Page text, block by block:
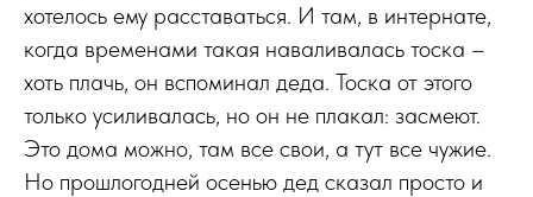
хотелось ему расставаться. И там, в интернате,
когда временами такая наваливалась тоска –
хоть плачь, он вспоминал деда. Тоска от этого
только усиливалась, но он не плакал: засмеют.
Это дома можно, там все свои, а тут все чужие.
Но прошлогодней осенью дед сказал просто и